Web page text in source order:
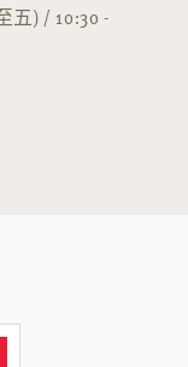
五) / 10:30 -